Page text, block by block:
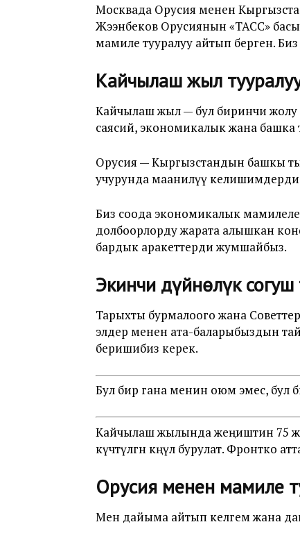
Москвада Орусия менен
Жээнбеков Орусиянын «ТАСС»
мамиле тууралуу айтып берген.
Кайчылаш жыл
Кайчылаш жыл — бул биринчи жолу
саясий, экономикалык жана
Орусия — Кыргызстандын башкы
учурунда маанилүү келишимдерди
Биз соода экономикалык
долбоорлорду жарата алышкан
бардык аракеттерди жумшайбыз.
Экинчи дүйнөлүк согуш
Тарыхты бурмалоого жана
элдер менен ата-баларыбыздын
беришибиз керек.
Бул бир гана менин оюм эмес, бул
Кайчылаш жылында жеңиштин 75
күчөтүлгөн көңүл бурулат. Фронтко
Орусия менен мамиле
Мен дайыма айтып келгем жана